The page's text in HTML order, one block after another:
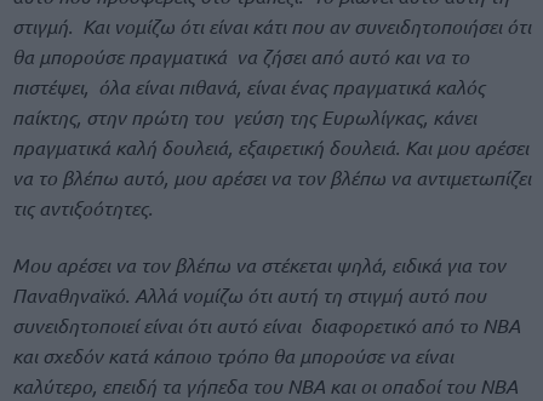
στιγμή. Και νομίζω ότι είναι κάτι που αν συνειδητοποιήσει ότι
θα μπορούσε πραγματικά να ζήσει από αυτό και να το
πιστέψει, όλα είναι πιθανά, είναι ένας πραγματικά καλός
παίκτης, στην πρώτη του γεύση της Ευρωλίγκας, κάνει
πραγματικά καλή δουλειά, εξαιρετική δουλειά. Και μου αρέσει
να το βλέπω αυτό, μου αρέσει να τον βλέπω να αντιμετωπίζει
τις αντιξοότητες.
Μου αρέσει να τον βλέπω να στέκεται ψηλά, ειδικά για τον
Παναθηναϊκό. Αλλά νομίζω ότι αυτή τη στιγμή αυτό που
συνειδητοποιεί είναι ότι αυτό είναι διαφορετικό από το ΝΒΑ
και σχεδόν κατά κάποιο τρόπο θα μπορούσε να είναι
καλύτερο, επειδή τα γήπεδα του NBA και οι οπαδοί του ΝΒΑ